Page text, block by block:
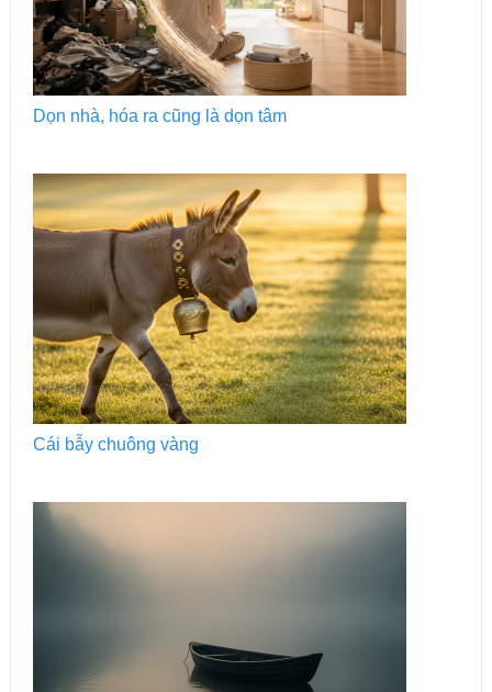
Dọn nhà, hóa ra cũng là dọn tâm
Cái bẫy chuông vàng